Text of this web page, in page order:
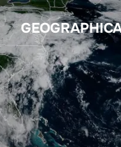
Aller
au
contenu